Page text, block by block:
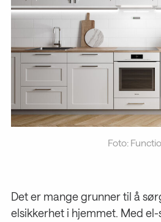
Foto:
Det er mange grunner til å
elsikkerhet i hjemmet. Med